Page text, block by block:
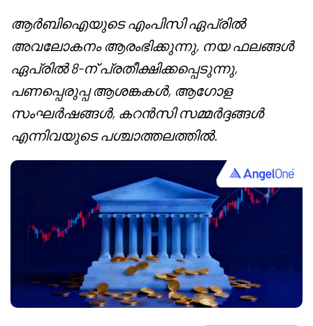
ആർബിഐയുടെ എംപിസി ഏപ്രിൽ
അവലോകനം ആരംഭിക്കുന്നു, നയ ഫലങ്ങൾ
ഏപ്രിൽ 8-ന് പ്രതീക്ഷിക്കപ്പെടുന്നു,
പണപ്പെരുപ്പ ആശങ്കകൾ, ആഗോള
സംഘർഷങ്ങൾ, കറൻസി സമ്മർദ്ദങ്ങൾ
എന്നിവയുടെ പശ്ചാത്തലത്തിൽ.